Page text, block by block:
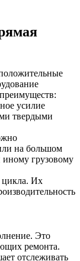
усилие
твердыми
на большом
грузовому
цикла. Их
Это
ремонта.
отслеживать